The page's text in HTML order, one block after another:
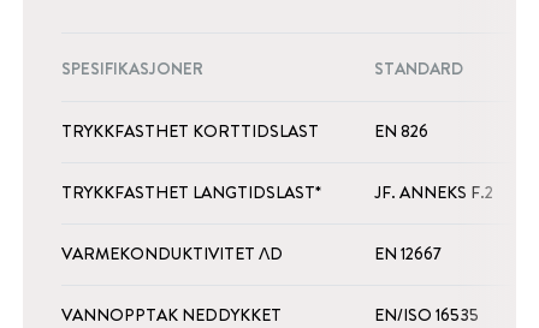
SPESIFIKASJONER STANDARD
TRYKKFASTHET KORTTIDSLAST EN 826
TRYKKFASTHET LANGTIDSLAST* JF. ANNEKS F.2
VARMEKONDUKTIVITET ΛD EN 12667
VANNOPPTAK NEDDYKKET EN/ISO 16535